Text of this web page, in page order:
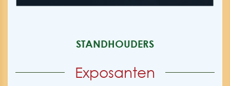
STANDHOUDERS
Exposanten